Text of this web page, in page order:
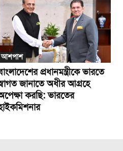
আশপাশ
প্রধানমন্ত্রীকে ভারতে
জানাতে অধীর আগ্রহে
কর‌ছি: ভারতের